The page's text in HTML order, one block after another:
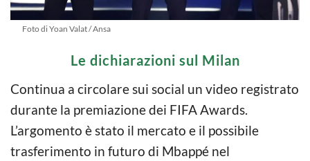
Foto di Yoan Valat / Ansa
Le dichiarazioni sul Milan
Continua a circolare sui social un video registrato
durante la premiazione dei FIFA Awards.
L’argomento è stato il mercato e il possibile
trasferimento in futuro di Mbappé nel